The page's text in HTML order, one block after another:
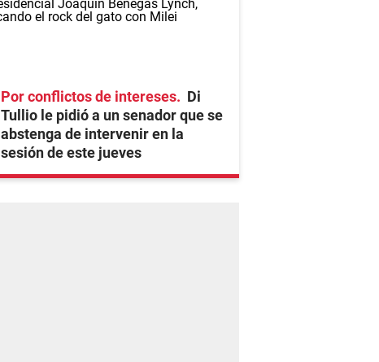
Por conflictos de intereses
Di
Tullio le pidió a un senador que se
abstenga de intervenir en la
sesión de este jueves